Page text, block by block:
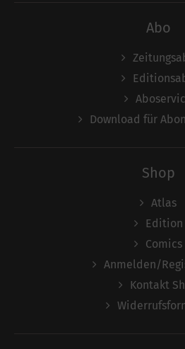
Abo
Download für
Shop
Atlas
Edition
Comics
Anmelden/
Kontakt